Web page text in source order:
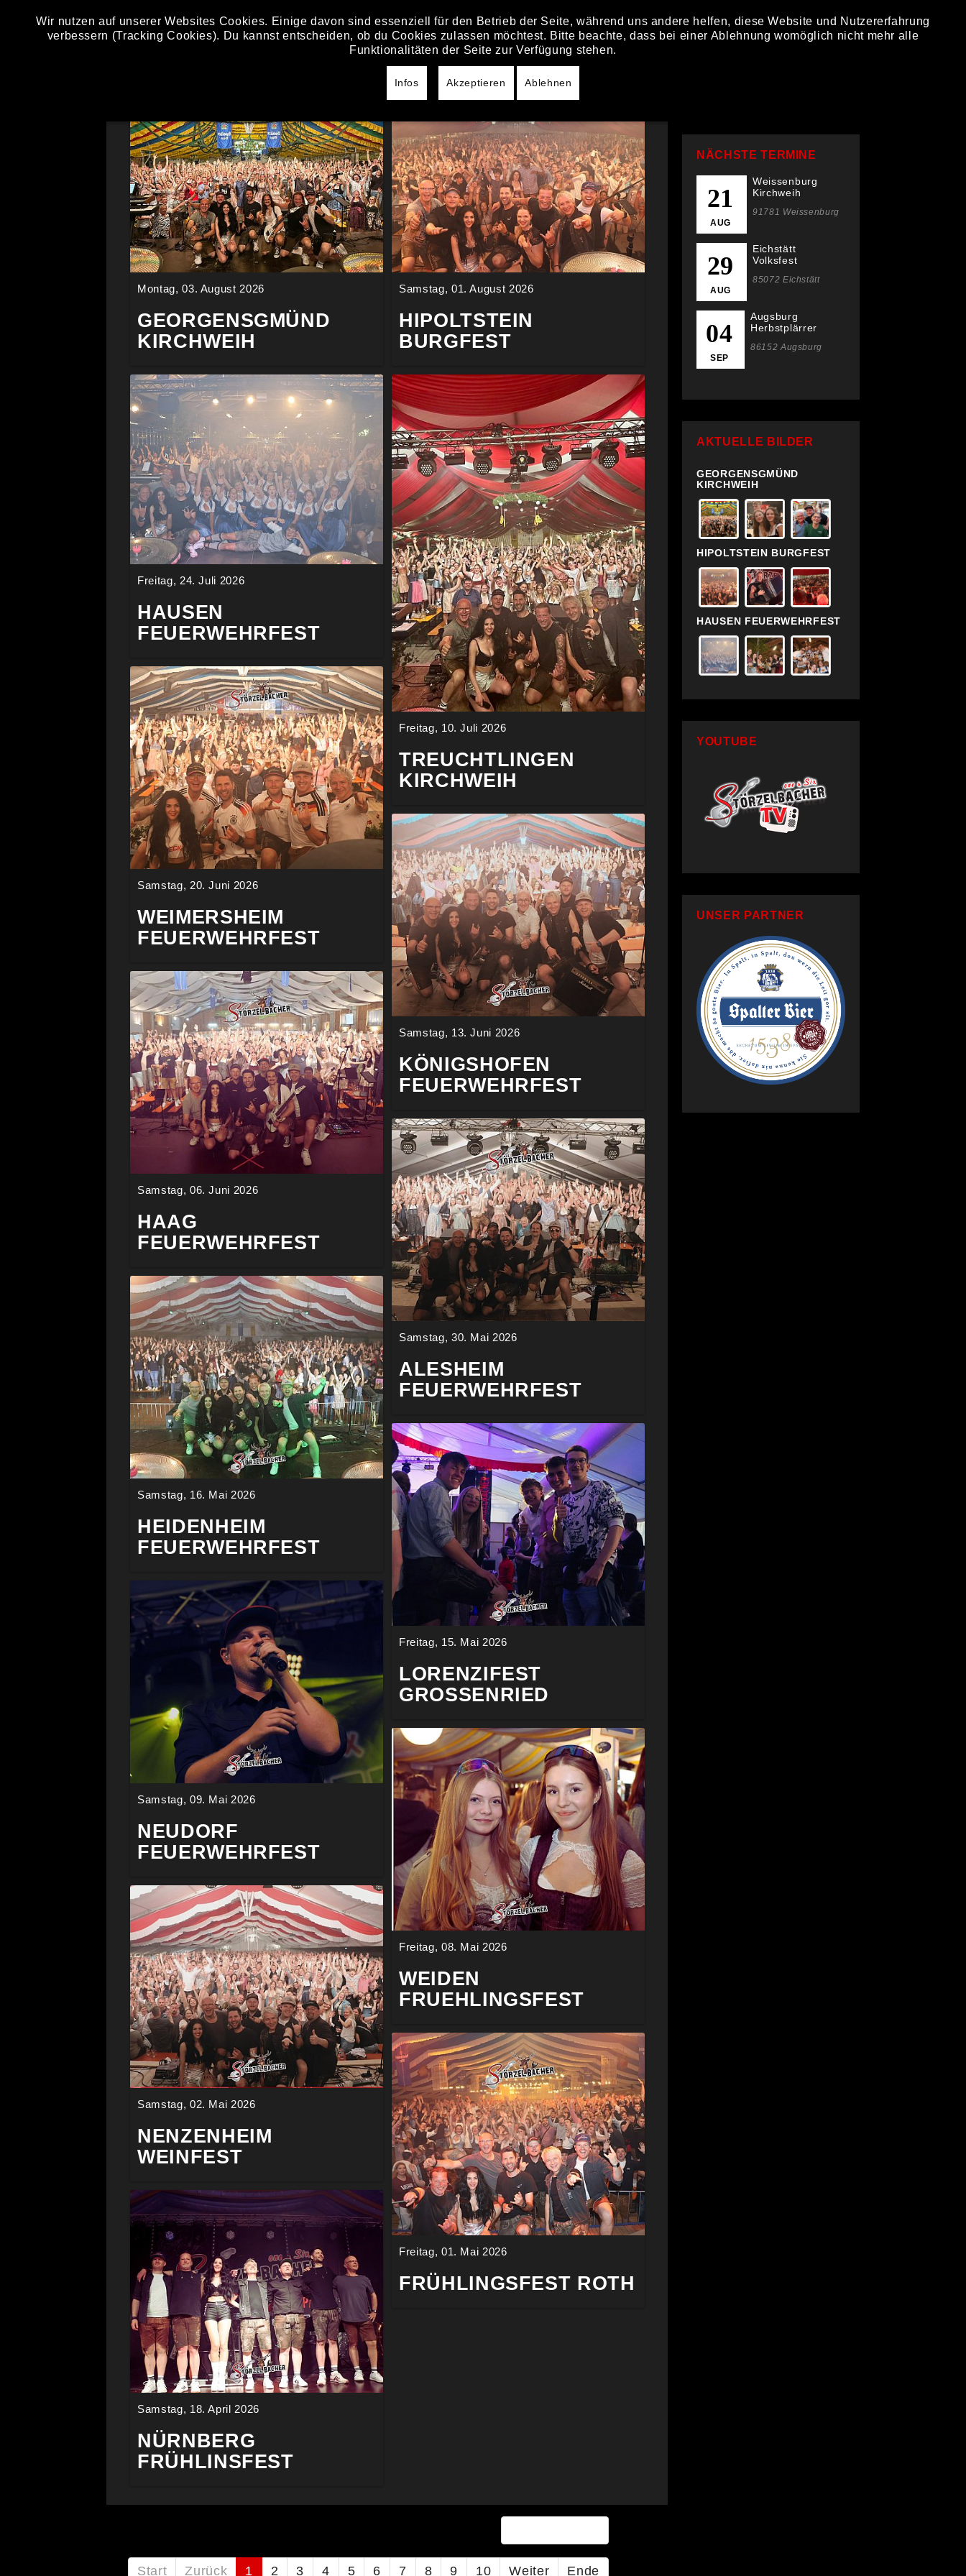
HOME STÖRZELBACHER TITANIUM TOUR BILDER KONTAKT
BILDER
Montag, 03. August 2026
GEORGENSGMÜND
KIRCHWEIH
Samstag, 01. August 2026
HIPOLTSTEIN
BURGFEST
Freitag, 24. Juli 2026
HAUSEN
FEUERWEHRFEST
Freitag, 10. Juli 2026
TREUCHTLINGEN
KIRCHWEIH
Samstag, 20. Juni 2026
WEIMERSHEIM
FEUERWEHRFEST
Samstag, 13. Juni 2026
KÖNIGSHOFEN
FEUERWEHRFEST
Samstag, 06. Juni 2026
HAAG
FEUERWEHRFEST
Samstag, 30. Mai 2026
ALESHEIM
FEUERWEHRFEST
Samstag, 16. Mai 2026
HEIDENHEIM
FEUERWEHRFEST
Freitag, 15. Mai 2026
LORENZIFEST
GROSSENRIED
Samstag, 09. Mai 2026
NEUDORF
FEUERWEHRFEST
Freitag, 08. Mai 2026
WEIDEN
FRUEHLINGSFEST
Samstag, 02. Mai 2026
NENZENHEIM
WEINFEST
Freitag, 01. Mai 2026
FRÜHLINGSFEST ROTH
Samstag, 18. April 2026
NÜRNBERG
FRÜHLINSFEST
Start Zurück 1 2 3 4 5 6 7 8 9 10 Weiter Ende
NÄCHSTE TERMINE
21
AUG
Weissenburg
Kirchweih
91781 Weissenburg
29
AUG
Eichstätt
Volksfest
85072 Eichstätt
04
SEP
Augsburg
Herbstplärrer
86152 Augsburg
AKTUELLE BILDER
GEORGENSGMÜND
KIRCHWEIH
HIPOLTSTEIN BURGFEST
HAUSEN FEUERWEHRFEST
YOUTUBE
UNSER PARTNER
Wir nutzen auf unserer Websites Cookies. Einige davon sind essenziell für den Betrieb der Seite, während uns andere helfen, diese Website und Nutzererfahrung
verbessern (Tracking Cookies). Du kannst entscheiden, ob du Cookies zulassen möchtest. Bitte beachte, dass bei einer Ablehnung womöglich nicht mehr alle
Funktionalitäten der Seite zur Verfügung stehen.
Infos Akzeptieren Ablehnen